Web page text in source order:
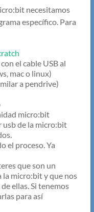
necesitamos
específico. Para
el cable USB al
mac o linux)
a pendrive)
micro:bit
usb de la micro:bit
el proceso. Ya
que son un
la micro:bit y que nos
ellas. Si tenemos
para así